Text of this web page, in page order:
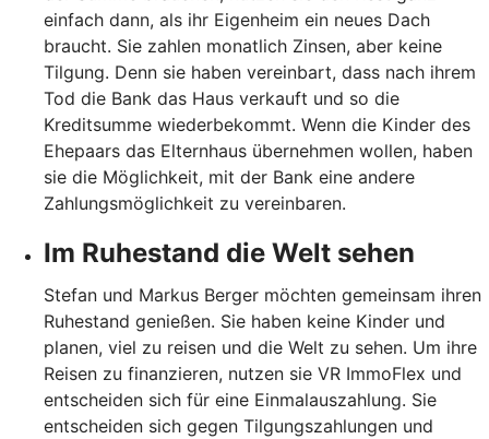
einfach dann, als ihr Eigenheim ein neues Dach
braucht. Sie zahlen monatlich Zinsen, aber keine
Tilgung. Denn sie haben vereinbart, dass nach ihrem
Tod die Bank das Haus verkauft und so die
Kreditsumme wiederbekommt. Wenn die Kinder des
Ehepaars das Elternhaus übernehmen wollen, haben
sie die Möglichkeit, mit der Bank eine andere
Zahlungsmöglichkeit zu vereinbaren.
Im Ruhestand die Welt sehen
Stefan und Markus Berger möchten gemeinsam ihren
Ruhestand genießen. Sie haben keine Kinder und
planen, viel zu reisen und die Welt zu sehen. Um ihre
Reisen zu finanzieren, nutzen sie VR ImmoFlex und
entscheiden sich für eine Einmalauszahlung. Sie
entscheiden sich gegen Tilgungszahlungen und